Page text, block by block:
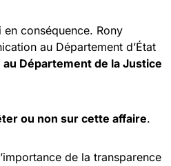
conséquence. Rony
au Département d’État
Département de la Justice
ou non sur cette affaire.
de la transparence